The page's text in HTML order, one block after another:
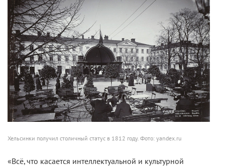
Хельсинки получил столичный статус в 1812 году. Фото: yandex.ru
«Всё, что касается интеллектуальной и культурной